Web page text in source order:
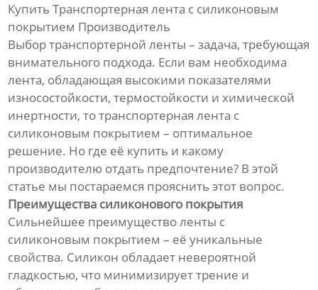
Купить Транспортерная лента с силиконовым
покрытием Производитель
Выбор транспортерной ленты – задача, требующая
внимательного подхода. Если вам необходима
лента, обладающая высокими показателями
износостойкости, термостойкости и химической
инертности, то транспортерная лента с
силиконовым покрытием – оптимальное
решение. Но где её купить и какому
производителю отдать предпочтение? В этой
статье мы постараемся прояснить этот вопрос.
Преимущества силиконового покрытия
Сильнейшее преимущество ленты с
силиконовым покрытием – её уникальные
свойства. Силикон обладает невероятной
гладкостью, что минимизирует трение и